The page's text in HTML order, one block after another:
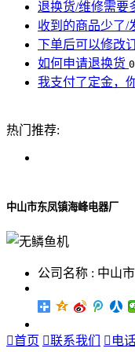
退换货/维修需要
收到的商品少了/
下单后可以修改
如何申请退换货
我支付了定金，
热门推荐:
中山市东凤镇海峰电器厂
公司名称 : 中山
首页 联系我们  电